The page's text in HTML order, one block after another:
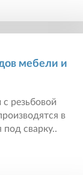
мебели и
резьбовой
в
сварку..